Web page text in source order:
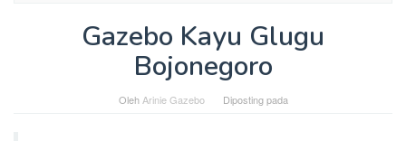
Gazebo Kayu Glugu
Bojonegoro
Oleh Arinie Gazebo Diposting pada